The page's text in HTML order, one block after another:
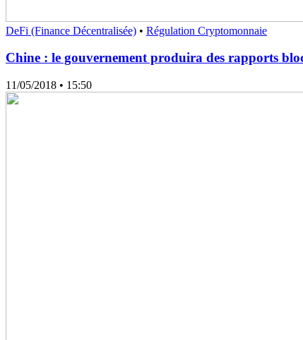
DeFi (Finance Décentralisée) • Régulation Cryptomonnaie
Chine : le gouvernement produira des rapports
11/05/2018 • 15:50